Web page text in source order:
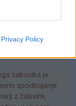
Privacy Policy
zakonika je
spodbujanje
z žaljivimi,